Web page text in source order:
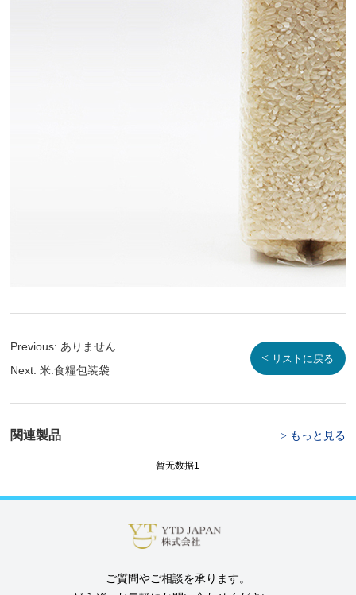
Previous: ありません
Next:米.食糧包装袋
< リストに戻る
関連製品 >もっと見る
暂无数据1
ご質問やご相談を承ります。